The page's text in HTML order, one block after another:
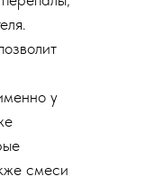
у
смеси